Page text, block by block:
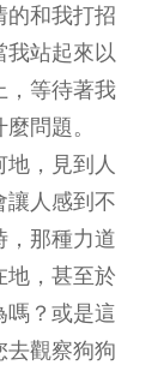
的和我打招
我站起來以
，等待著我
問題。
，見到人
讓人感到不
，那種力道
地，甚至於
嗎？或是這
去觀察狗狗